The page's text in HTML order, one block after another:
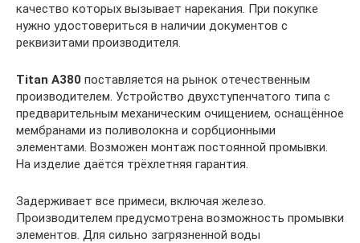
качество которых вызывает нарекания. При покупке
нужно удостовериться в наличии документов с
реквизитами производителя.
Titan A380 поставляется на рынок отечественным
производителем. Устройство двухступенчатого типа с
предварительным механическим очищением, оснащённое
мембранами из поливолокна и сорбционными
элементами. Возможен монтаж постоянной промывки.
На изделие даётся трёхлетняя гарантия.
Задерживает все примеси, включая железо.
Производителем предусмотрена возможность промывки
элементов. Для сильно загрязненной воды